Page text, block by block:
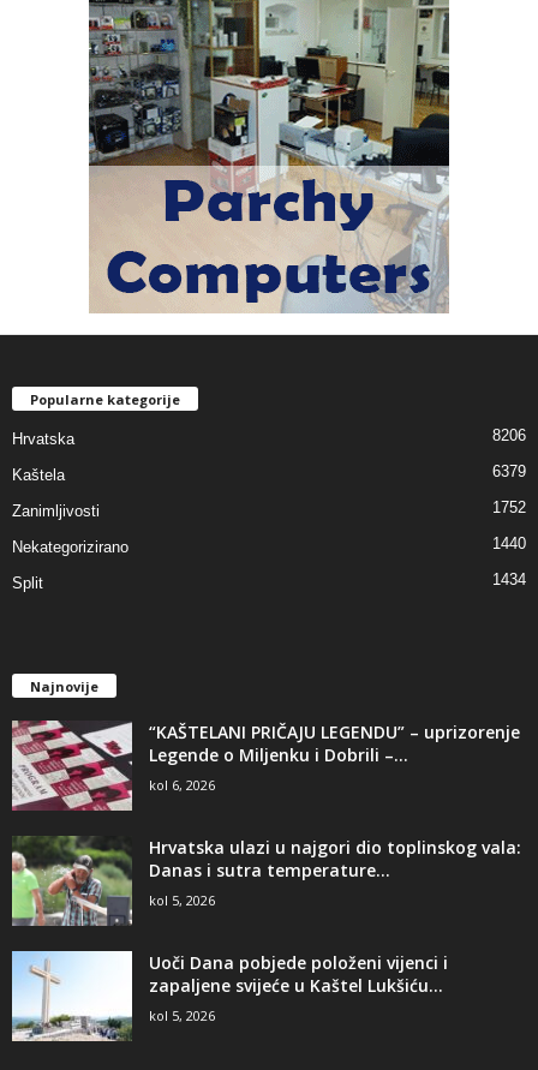
Popularne kategorije
Hrvatska 8206
Kaštela 6379
Zanimljivosti 1752
Nekategorizirano 1440
Split 1434
Najnovije
“KAŠTELANI PRIČAJU LEGENDU” – uprizorenje
Legende o Miljenku i Dobrili –...
kol 6, 2026
Hrvatska ulazi u najgori dio toplinskog vala:
Danas i sutra temperature...
kol 5, 2026
Uoči Dana pobjede položeni vijenci i
zapaljene svijeće u Kaštel Lukšiću...
kol 5, 2026